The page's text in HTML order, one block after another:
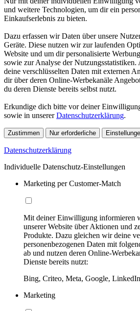
und weitere Technologien, um dir ein
Einkaufserlebnis zu bieten.
Dazu erfassen wir Daten über unsere
Geräte. Diese nutzen wir zur laufenden
Website und um dir personalisierte
sowie zur Analyse der
deine verschlüsselten Daten mit externen
dir über deren Online-Werbekanäle
du deren Dienste bereits selbst nutzt.
Erkundige dich bitte vor deiner
sowie in unsererDatenschutzerklärung.
Zustimmen Nur erforderliche
Datenschutzerklärung
Individuelle Datenschutz-Einstellungen
Marketing per Customer-Match
Mit deiner Einwilligung informieren
unserer Website über Aktionen und
Produkte. Dazu gleichen wir deine
personenbezogenen Daten mit
ab und nutzen deren Online-
Dienste bereits nutzt:
Bing, Criteo, Meta, Google,
Marketing